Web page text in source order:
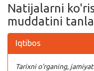
Kurslar
Blog
Yana
Natijalarni
muddatini
Iqtibos
Tarixni o‘rganing,